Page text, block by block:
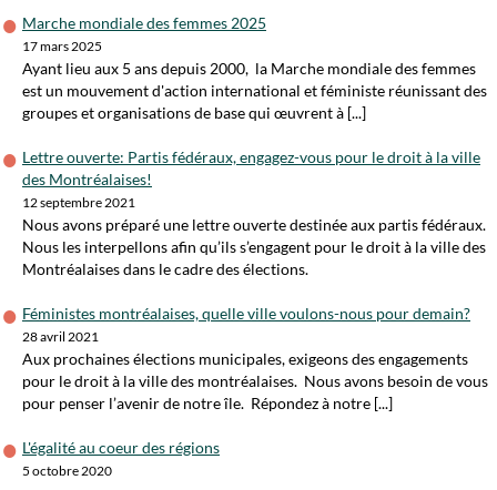
Marche mondiale des femmes 2025
17 mars 2025
Ayant lieu aux 5 ans depuis 2000, la Marche mondiale des femmes
est un mouvement d'action international et féministe réunissant des
groupes et organisations de base qui œuvrent à [...]
Lettre ouverte: Partis fédéraux, engagez-vous pour le droit à la ville
des Montréalaises!
12 septembre 2021
Nous avons préparé une lettre ouverte destinée aux partis fédéraux.
Nous les interpellons afin qu’ils s’engagent pour le droit à la ville des
Montréalaises dans le cadre des élections.
Féministes montréalaises, quelle ville voulons-nous pour demain?
28 avril 2021
Aux prochaines élections municipales, exigeons des engagements
pour le droit à la ville des montréalaises. Nous avons besoin de vous
pour penser l’avenir de notre île. Répondez à notre [...]
L'égalité au coeur des régions
5 octobre 2020